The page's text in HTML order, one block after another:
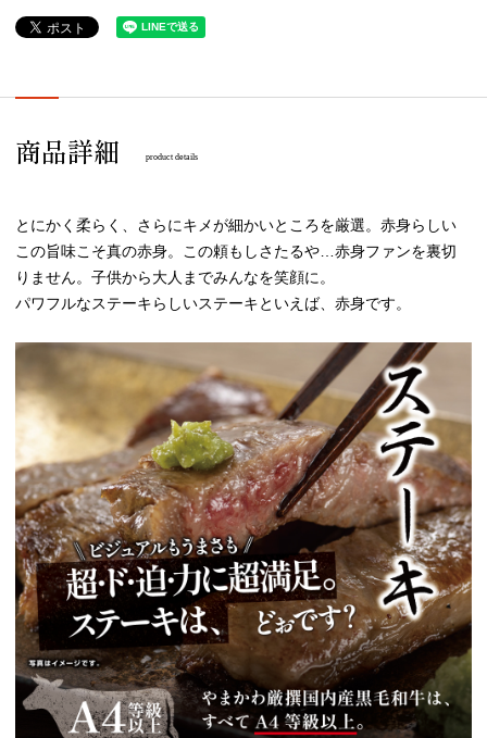
商品詳細 product details
とにかく柔らく、さらにキメが細かいところを厳選。赤身らしい
この旨味こそ真の赤身。この頼もしさたるや…赤身ファンを裏切
りません。子供から大人までみんなを笑顔に。
パワフルなステーキらしいステーキといえば、赤身です。